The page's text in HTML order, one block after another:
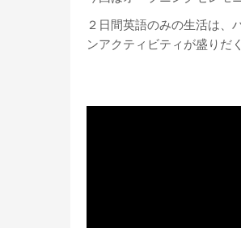
２日間英語のみの生活は、
ンアクティビティが盛りだ